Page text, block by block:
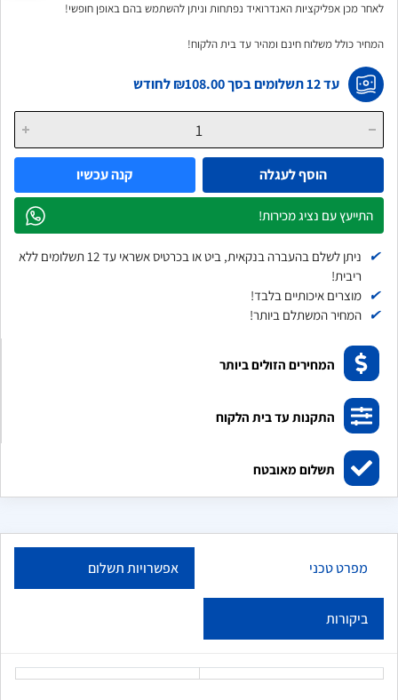
לאחר מכן אפליקציות האנדרואיד נפתחות וניתן להשתמש בהם באופן חופשי!
המחיר כולל משלוח חינם ומהיר עד בית הלקוח!
עד 12 תשלומים בסך ₪108.00לחודש
הוסף לעגלה קנה עכשיו
התייעץ עם נציג מכירות!
✔
ניתן לשלם בהעברה בנקאית, ביט או בכרטיס אשראי עד 12 תשלומים ללא
ריבית!
✔ מוצרים איכותיים בלבד!
✔ המחיר המשתלם ביותר!
המחירים הזולים ביותר
התקנות עד בית הלקוח
תשלום מאובטח
מפרט טכני אפשרויות תשלום
ביקורות